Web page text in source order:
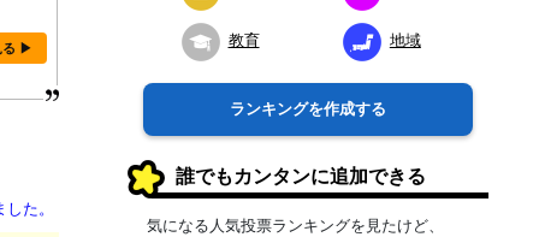
る ▶
た。
教育 地域
ランキングを作成する
誰でもカンタンに追加できる
気になる人気投票ランキングを見たけど、